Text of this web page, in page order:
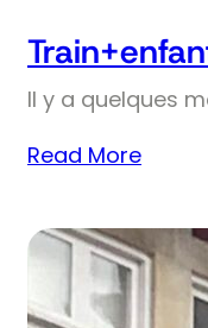
Il y a quelques
Read More